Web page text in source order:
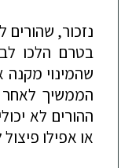
נזכור, שהורים
בטרם הלכו
שהמינוי מקנה
הממשיך לאחר
ההורים לא
או אפילו פיצול